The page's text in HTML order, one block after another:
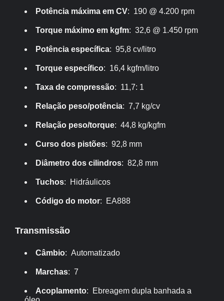
Potência máxima em CV: 190 @ 4.200 rpm
Torque máximo em kgfm: 32,6 @ 1.450 rpm
Potência específica: 95,8 cv/litro
Torque específico: 16,4 kgfm/litro
Taxa de compressão: 11,7: 1
Relação peso/potência: 7,7 kg/cv
Relação peso/torque: 44,8 kg/kgfm
Curso dos pistões: 92,8 mm
Diâmetro dos cilindros: 82,8 mm
Tuchos: Hidráulicos
Código do motor: EA888
Transmissão
Câmbio: Automatizado
Marchas: 7
Acoplamento: Ebreagem dupla banhada a